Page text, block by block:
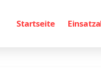
Startseite